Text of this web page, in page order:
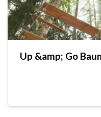
Up &amp; Go